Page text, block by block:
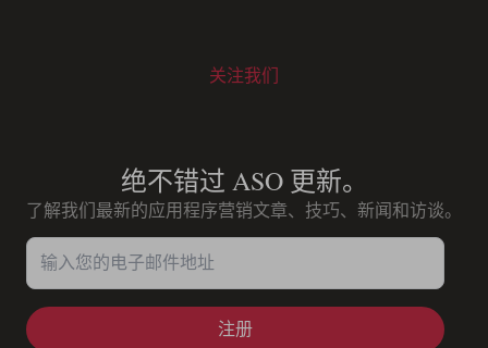
关注我们
绝不错过 ASO 更新。
了解我们最新的应用程序营销文章、技巧、新闻和访谈。
输入您的电子邮件地址